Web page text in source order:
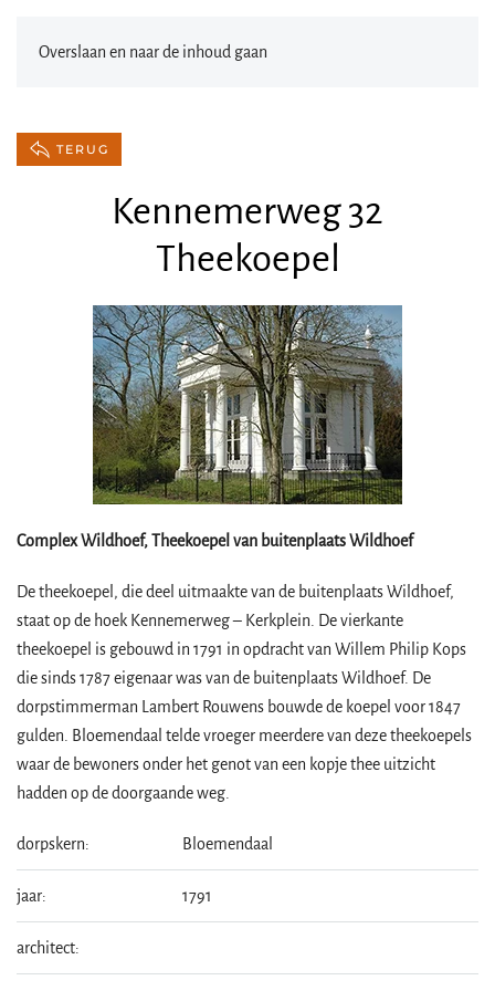
Overslaan en naar de inhoud gaan
TERUG
Kennemerweg 32
Theekoepel
Complex Wildhoef, Theekoepel van buitenplaats Wildhoef
De theekoepel, die deel uitmaakte van de buitenplaats Wildhoef,
staat op de hoek Kennemerweg – Kerkplein. De vierkante
theekoepel is gebouwd in 1791 in opdracht van Willem Philip Kops
die sinds 1787 eigenaar was van de buitenplaats Wildhoef. De
dorpstimmerman Lambert Rouwens bouwde de koepel voor 1847
gulden. Bloemendaal telde vroeger meerdere van deze theekoepels
waar de bewoners onder het genot van een kopje thee uitzicht
hadden op de doorgaande weg.
dorpskern: Bloemendaal
jaar: 1791
architect: